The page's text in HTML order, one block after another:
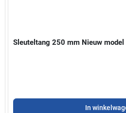
Sleuteltang 250 mm Nieuw model
In